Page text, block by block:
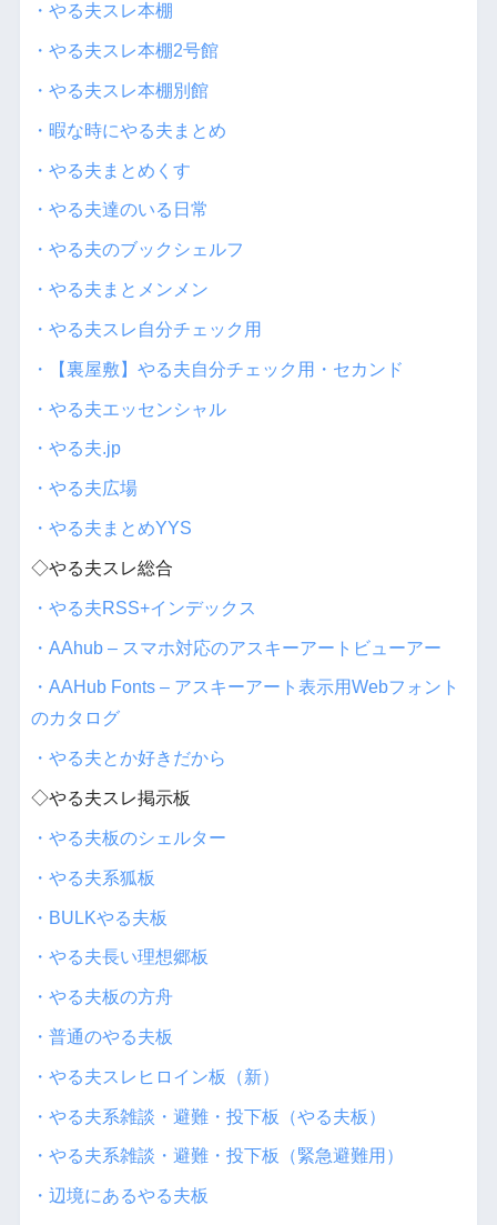
・やる夫スレ本棚
・やる夫スレ本棚2号館
・やる夫スレ本棚別館
・暇な時にやる夫まとめ
・やる夫まとめくす
・やる夫達のいる日常
・やる夫のブックシェルフ
・やる夫まとメンメン
・やる夫スレ自分チェック用
・【裏屋敷】やる夫自分チェック用・セカンド
・やる夫エッセンシャル
・やる夫.jp
・やる夫広場
・やる夫まとめYYS
◇やる夫スレ総合
・やる夫RSS+インデックス
・AAhub – スマホ対応のアスキーアートビューアー
・AAHub Fonts – アスキーアート表示用Webフォント
のカタログ
・やる夫とか好きだから
◇やる夫スレ掲示板
・やる夫板のシェルター
・やる夫系狐板
・BULKやる夫板
・やる夫長い理想郷板
・やる夫板の方舟
・普通のやる夫板
・やる夫スレヒロイン板（新）
・やる夫系雑談・避難・投下板（やる夫板）
・やる夫系雑談・避難・投下板（緊急避難用）
・辺境にあるやる夫板